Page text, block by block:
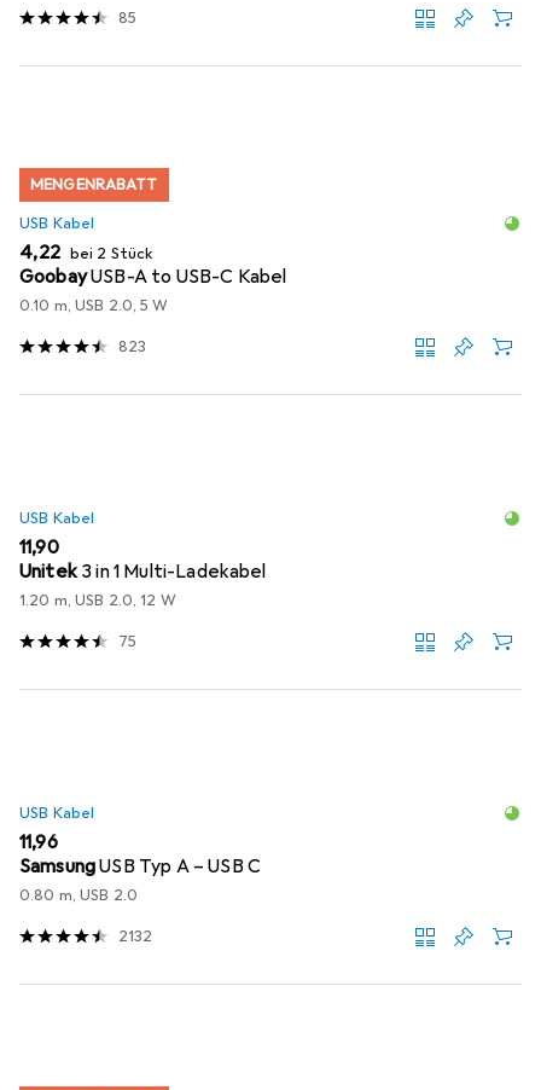
85
MENGENRABATT
USB Kabel
EUR
4,22 bei 2 Stück
GoobayUSB-A to USB-C Kabel
0.10 m, USB 2.0, 5 W
823
USB Kabel
EUR
11,90
Unitek 3 in 1 Multi-Ladekabel
1.20 m, USB 2.0, 12 W
75
USB Kabel
EUR
11,96
SamsungUSB Typ A – USB C
0.80 m, USB 2.0
2132